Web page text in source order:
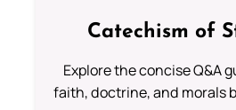
Catechism of
Explore the concise Q&A
faith, doctrine, and morals